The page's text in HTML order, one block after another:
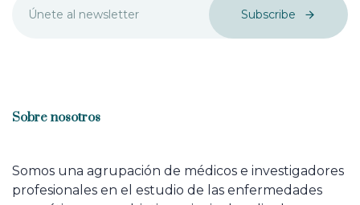
Subscribe
Sobre nosotros
Somos una agrupación de médicos e investigadores
profesionales en el estudio de las enfermedades